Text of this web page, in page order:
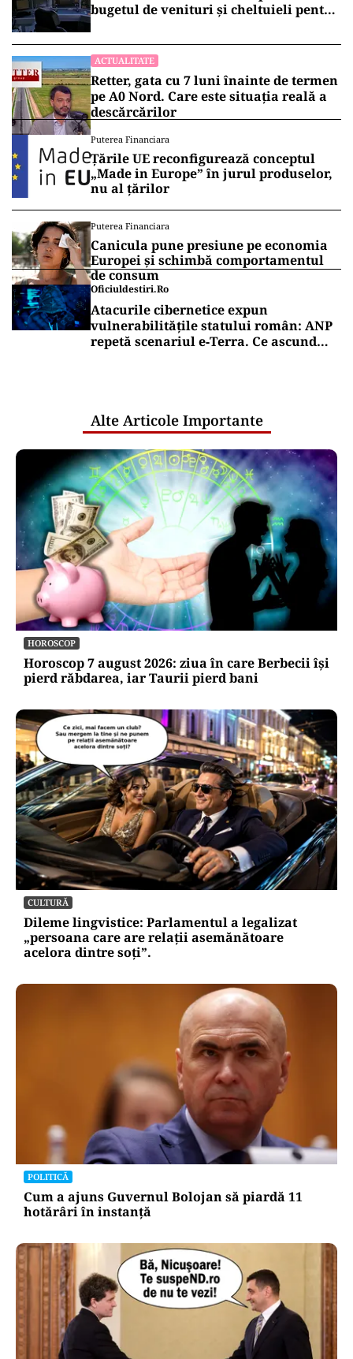
bugetul de venituri și cheltuieli pentru
ACTUALITATE
Retter, gata cu 7 luni înainte de termen
pe A0 Nord. Care este situația reală a
descărcărilor
Puterea Financiara
Țările UE reconfigurează conceptul
„Made in Europe” în jurul produselor,
nu al țărilor
Puterea Financiara
Canicula pune presiune pe economia
Europei și schimbă comportamentul
de consum
Oficiuldestiri.ro
Atacurile cibernetice expun
vulnerabilitățile statului român: ANP
repetă scenariul e‑Terra. Ce ascund
Alte Articole Importante
HOROSCOP
Horoscop 7 august 2026: ziua în care Berbecii își
pierd răbdarea, iar Taurii pierd bani
CULTURĂ
Dileme lingvistice: Parlamentul a legalizat
„persoana care are relații asemănătoare
acelora dintre soți”.
POLITICĂ
Cum a ajuns Guvernul Bolojan să piardă 11
hotărâri în instanță